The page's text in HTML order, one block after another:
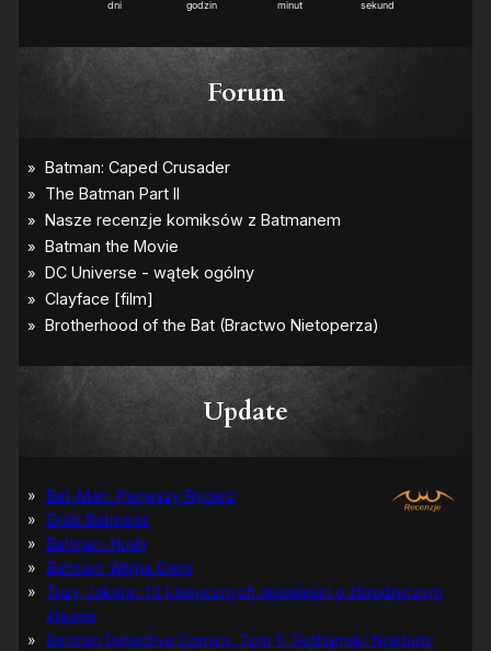
dni godzin minut sekund
Forum
Update
Bat-Man: Pierwszy Rycerz
Grób Batmana
Batman: Hush
Batman: Wojna Cieni
Tuzy Jokera: 13 klasycznych opowieści o zbrodniczym
klaunie
Batman Detective Comics, Tom 1: Gothamski Nokturn: